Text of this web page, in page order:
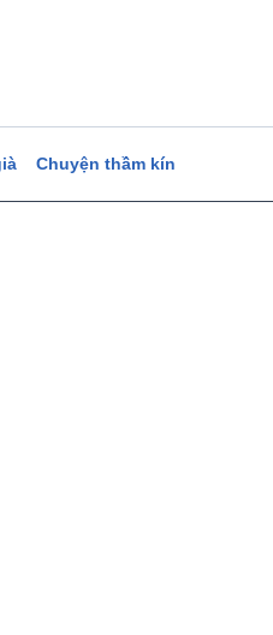
Chuyện thầm kín